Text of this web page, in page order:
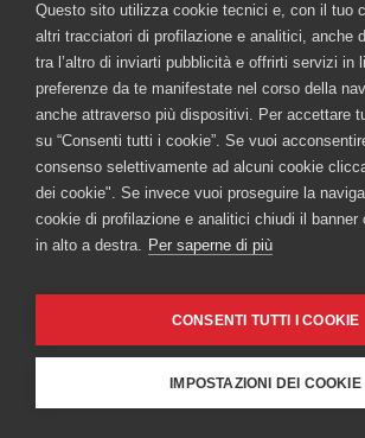
CONTATTACI
©FRATELLI BRANCA DISTILLERIE S.p.A.
Sede legale: Via Broletto 35, 20121 Milano - Uffici e
2, 20159 Milano - info@branca.it
Iscritta al Registro Imprese di Milano al n. 00720670157 -
n.: 00720670157
Capitale Sociale Euro 1.500.000,00
TUTTI I SITI BRANCA
Branca Fernet-Branca Brancamenta
BEVI RESPONSABILMENTE
Cookie Policy-Informativa sulla Privacy-
FRATELLI BRANCA DISTILLERIE
Via Broletto 35, 20121 Milan, Italy Milan
00720670157 – Taxpayer and VAT no.:
Stock 1,500,000.00 Euros, fully
Questo sito utilizza cookie tecnici e, con il tuo
altri tracciatori di profilazione e analitici, anche
tra l’altro di inviarti pubblicità e offrirti servizi in
preferenze da te manifestate nel corso della
anche attraverso più dispositivi. Per accettare
su “Consenti tutti i cookie”. Se vuoi
consenso selettivamente ad alcuni cookie
dei cookie". Se invece vuoi proseguire la
cookie di profilazione e analitici chiudi il banner
in alto a destra. Per saperne di più
CONSENTI TUTTI I COOKIE
IMPOSTAZIONI DEI COOKIE